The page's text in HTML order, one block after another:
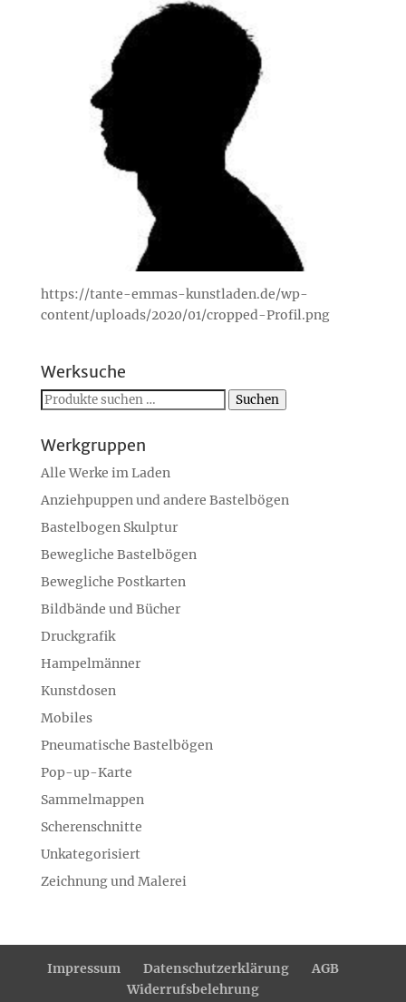
https://tante-emmas-kunstladen.de/wp-
content/uploads/2020/01/cropped-Profil.png
Werksuche
Suchen
Suchen
Werkgruppen
Alle Werke im Laden
Anziehpuppen und andere Bastelbögen
Bastelbogen Skulptur
Bewegliche Bastelbögen
Bewegliche Postkarten
Bildbände und Bücher
Druckgrafik
Hampelmänner
Kunstdosen
Mobiles
Pneumatische Bastelbögen
Pop-up-Karte
Sammelmappen
Scherenschnitte
Unkategorisiert
Zeichnung und Malerei
Impressum Datenschutzerklärung
AGB
Widerrufsbelehrung